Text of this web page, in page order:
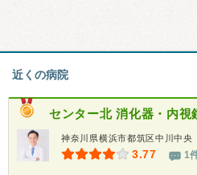
近くの病院
センター北 消化器・内視
神奈川県横浜市都筑区中川中央
3.77 1